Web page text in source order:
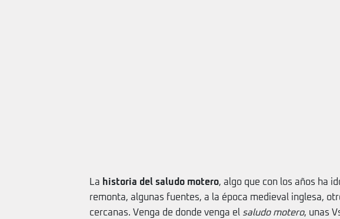
La historia del saludo motero, algo que con los años ha
remonta, algunas fuentes, a la época medieval inglesa,
cercanas. Venga de donde venga el saludo motero, unas